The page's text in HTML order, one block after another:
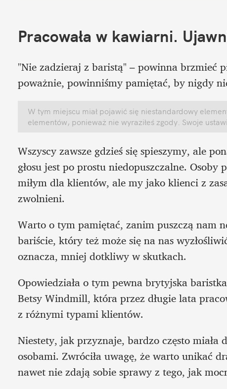
Pracowała w kawiarni.
"Nie zadzieraj z baristą" – powinna brzmieć
poważnie, powinniśmy pamiętać, by nigdy
W tym miejscu miał pojawić się niestandardowy
elementów, ponieważ nie wyraziłeś zgody. Swoje
Wszyscy zawsze gdzieś się spieszymy, ale
głosu jest po prostu niedopuszczalne.
miłym dla klientów, ale my jako klienci z
zwolnieni.
Warto o tym pamiętać, zanim puszczą nam
bariście, który też może się na nas
oznacza, mniej dotkliwy w skutkach.
Opowiedziała o tym pewna brytyjska
Betsy Windmill, która przez długie lata
z różnymi typami klientów.
Niestety, jak przyznaje, bardzo często miała
osobami. Zwróciła uwagę, że warto unikać
nawet nie zdają sobie sprawy z tego, jak